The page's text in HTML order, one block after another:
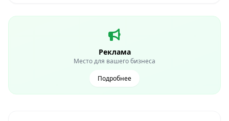
Реклама
Место для вашего бизнеса
Подробнее